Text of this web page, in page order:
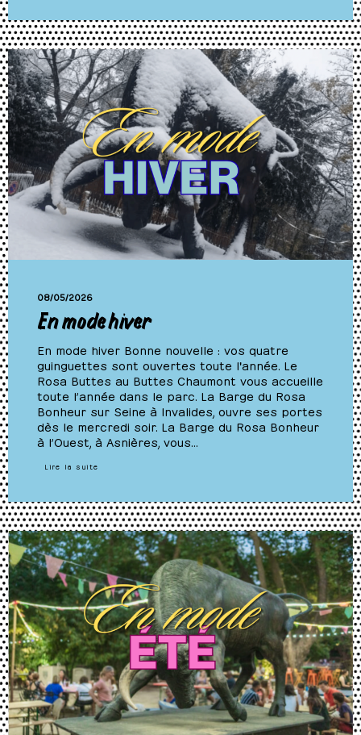
08/05/2026
En mode hiver
En mode hiver Bonne nouvelle : vos quatre
guinguettes sont ouvertes toute l'année. Le
Rosa Buttes au Buttes Chaumont vous accueille
toute l’année dans le parc. La Barge du Rosa
Bonheur sur Seine à Invalides, ouvre ses portes
dès le mercredi soir. La Barge du Rosa Bonheur
à l’Ouest, à Asnières, vous…
Lire la suite